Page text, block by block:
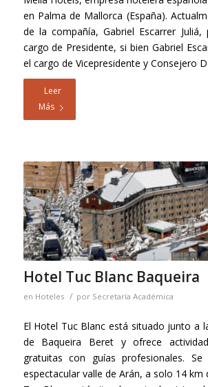
en Palma de Mallorca (España).
de la compañía, Gabriel Escarrer Juliá,
cargo de Presidente, si bien Gabriel
el cargo de Vicepresidente y Consejero
Leer
Más
Hotel Tuc Blanc Baqueira
en Hoteles / por Secretaría Académica
El Hotel Tuc Blanc está situado junto a
de Baqueira Beret y ofrece
gratuitas con guías profesionales.
espectacular valle de Arán, a solo 14 km